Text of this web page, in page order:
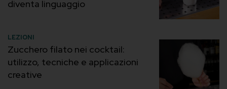
diventa linguaggio
LEZIONI
Zucchero filato nei cocktail:
utilizzo, tecniche e applicazioni
creative